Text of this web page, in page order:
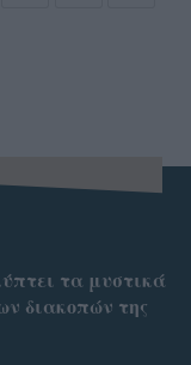
τα μυστικά
διακοπών της